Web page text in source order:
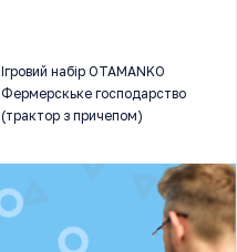
Ігровий набір OTAMANKO
Фермерскьке господарство
(трактор з причепом)